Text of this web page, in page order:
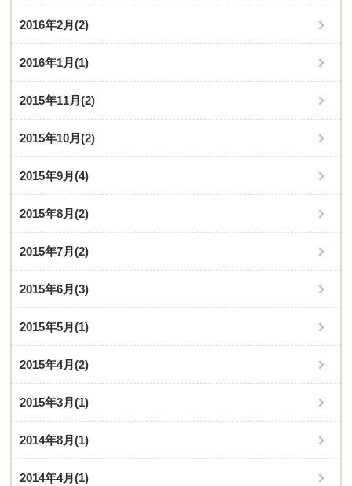
2016年2月(2)
2016年1月(1)
2015年11月(2)
2015年10月(2)
2015年9月(4)
2015年8月(2)
2015年7月(2)
2015年6月(3)
2015年5月(1)
2015年4月(2)
2015年3月(1)
2014年8月(1)
2014年4月(1)